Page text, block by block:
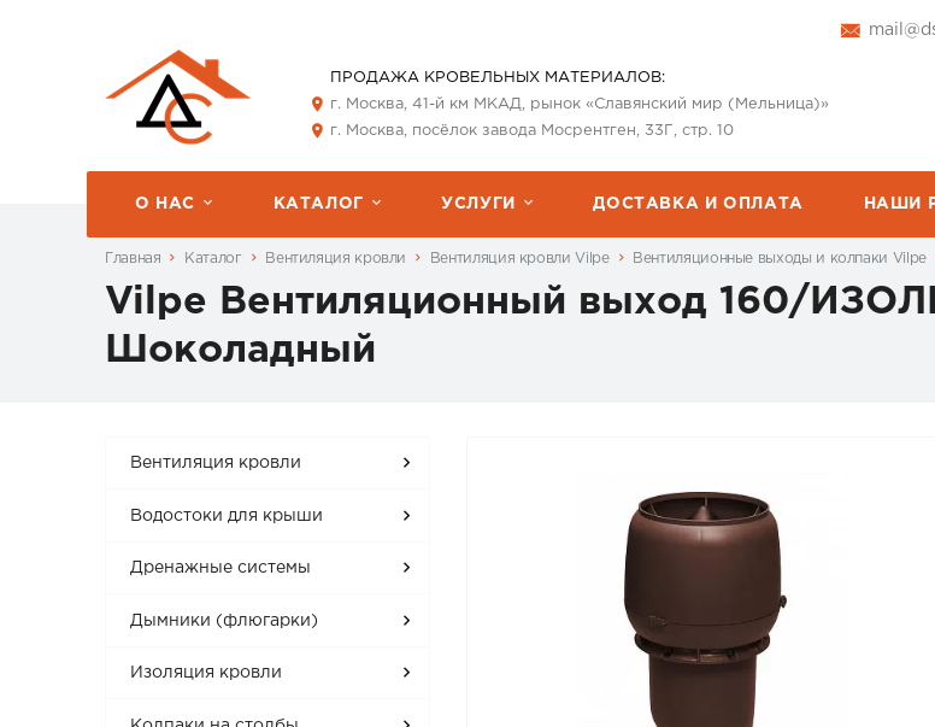
ПРОДАЖА КРОВЕЛЬНЫХ МАТЕРИАЛОВ:
г. Москва, 41-й км МКАД, рынок «Славянский мир (Мельница)»
г. Москва, посёлок завода Мосрентген, 33Г, стр. 10
О НАС КАТАЛОГ УСЛУГИ ДОСТАВКА И ОПЛАТА НАШИ
Главная Каталог Вентиляция кровли Вентиляция кровли Vilpe Вентиляционные выходы и колпаки Vilpe
Vilpe Вентиляционный выход 160/
Шоколадный
Вентиляция кровли
Водостоки для крыши
Дренажные системы
Дымники (флюгарки)
Изоляция кровли